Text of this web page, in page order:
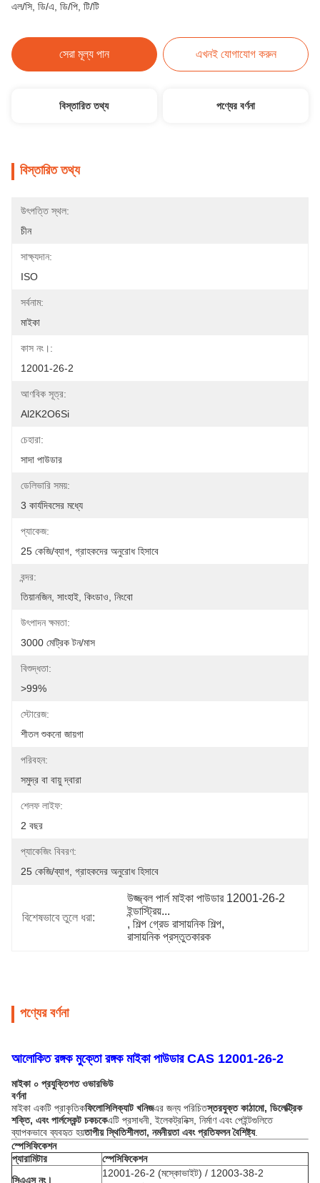
এল/সি, ডি/এ, ডি/পি, টি/টি
সেরা মূল্য পান এখনই যোগাযোগ করুন
বিস্তারিত তথ্য পণ্যের বর্ণনা
বিস্তারিত তথ্য
উৎপত্তি স্থল:
চীন
সাক্ষ্যদান:
ISO
সর্বনাম:
মাইকা
কাস নং।:
12001-26-2
আণবিক সূত্র:
Al2K2O6Si
চেহারা:
সাদা পাউডার
ডেলিভারি সময়:
3 কার্যদিবসের মধ্যে
প্যাকেজ:
25 কেজি/ব্যাগ, গ্রাহকদের অনুরোধ হিসাবে
বন্দর:
তিয়ানজিন, সাংহাই, কিংডাও, নিংবো
উৎপাদন ক্ষমতা:
3000 মেট্রিক টন/মাস
বিশুদ্ধতা:
>99%
স্টোরেজ:
শীতল শুকনো জায়গা
পরিবহন:
সমুদ্র বা বায়ু দ্বারা
শেলফ লাইফ:
2 বছর
প্যাকেজিং বিবরণ:
25 কেজি/ব্যাগ, গ্রাহকদের অনুরোধ হিসাবে
বিশেষভাবে তুলে ধরা:
উজ্জ্বল পার্ল মাইকা পাউডার 12001-26-2
ইন্ডাস্ট্রিয়...
, শিল্প গ্রেড রাসায়নিক শিল্প,
রাসায়নিক প্রস্তুতকারক
পণ্যের বর্ণনা
আলোকিত রঙ্গক মুক্তো রঙ্গক মাইকা পাউডার CAS 12001-26-2
মাইকা ০ প্রযুক্তিগত ওভারভিউ
বর্ণনা
মাইকা একটি প্রাকৃতিকফিলোসিলিক্যাট খনিজএর জন্য পরিচিতস্তরযুক্ত কাঠামো, ডিলেক্ট্রিক
শক্তি, এবং পার্লস্কেন্ট চকচকেএটি প্রসাধনী, ইলেকট্রনিক্স, নির্মাণ এবং পেইন্টগুলিতে
ব্যাপকভাবে ব্যবহৃত হয়তাপীয় স্থিতিশীলতা, নমনীয়তা এবং প্রতিফলন বৈশিষ্ট্য.
স্পেসিফিকেশন
প্যারামিটার
স্পেসিফিকেশন
সিএএস নং।
12001-26-2 (মস্কোভাইট) / 12003-38-2